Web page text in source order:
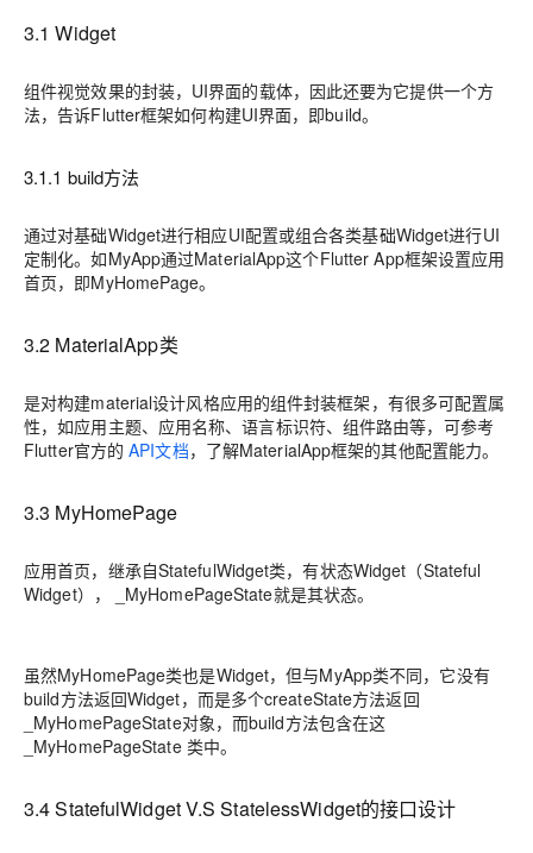
3.1 Widget
组件视觉效果的封装，UI界面的载体，因此还要为它提供一个方
法，告诉Flutter框架如何构建UI界面，即build。
3.1.1 build方法
通过对基础Widget进行相应UI配置或组合各类基础Widget进行UI
定制化。如MyApp通过MaterialApp这个Flutter App框架设置应用
首页，即MyHomePage。
3.2 MaterialApp类
是对构建material设计风格应用的组件封装框架，有很多可配置属
性，如应用主题、应用名称、语言标识符、组件路由等，可参考
Flutter官方的API文档，了解MaterialApp框架的其他配置能力。
3.3 MyHomePage
应用首页，继承自StatefulWidget类，有状态Widget（Stateful
Widget）， _MyHomePageState就是其状态。
虽然MyHomePage类也是Widget，但与MyApp类不同，它没有
build方法返回Widget，而是多个createState方法返回
_MyHomePageState对象，而build方法包含在这
_MyHomePageState 类中。
3.4 StatefulWidget V.S StatelessWidget的接口设计